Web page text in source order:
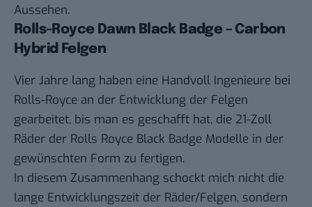
Aussehen.
Rolls-Royce Dawn Black Badge – Carbon
Hybrid Felgen
Vier Jahre lang haben eine Handvoll Ingenieure bei
Rolls-Royce an der Entwicklung der Felgen
gearbeitet, bis man es geschafft hat, die 21-Zoll
Räder der Rolls Royce Black Badge Modelle in der
gewünschten Form zu fertigen.
In diesem Zusammenhang schockt mich nicht die
lange Entwicklungszeit der Räder/Felgen, sondern